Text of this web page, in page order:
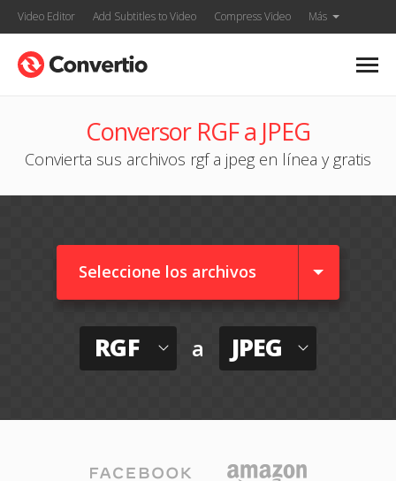
Video Editor Add Subtitles to Video Compress Video Más
Conversor RGF a JPEG
Convierta sus archivos rgf a jpeg en línea y gratis
Seleccione los archivos
RGF a JPEG